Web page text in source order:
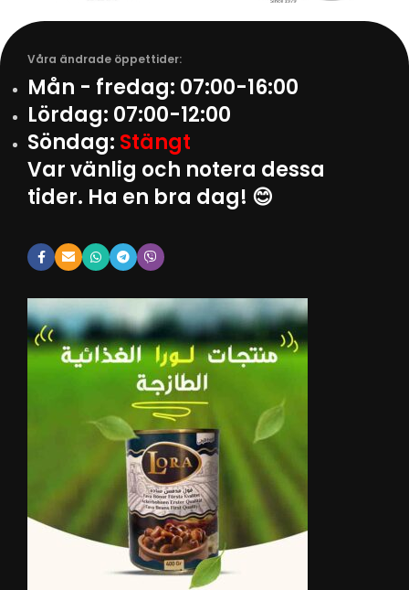
Våra ändrade öppettider:
Mån - fredag: 07:00-16:00
Lördag: 07:00-12:00
Söndag: Stängt
Var vänlig och notera dessa
tider. Ha en bra dag! 😊